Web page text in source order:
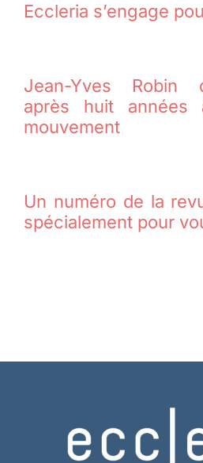
Eccleria s’engage
Jean-Yves Robin
après huit années
mouvement
Un numéro de la
spécialement pour